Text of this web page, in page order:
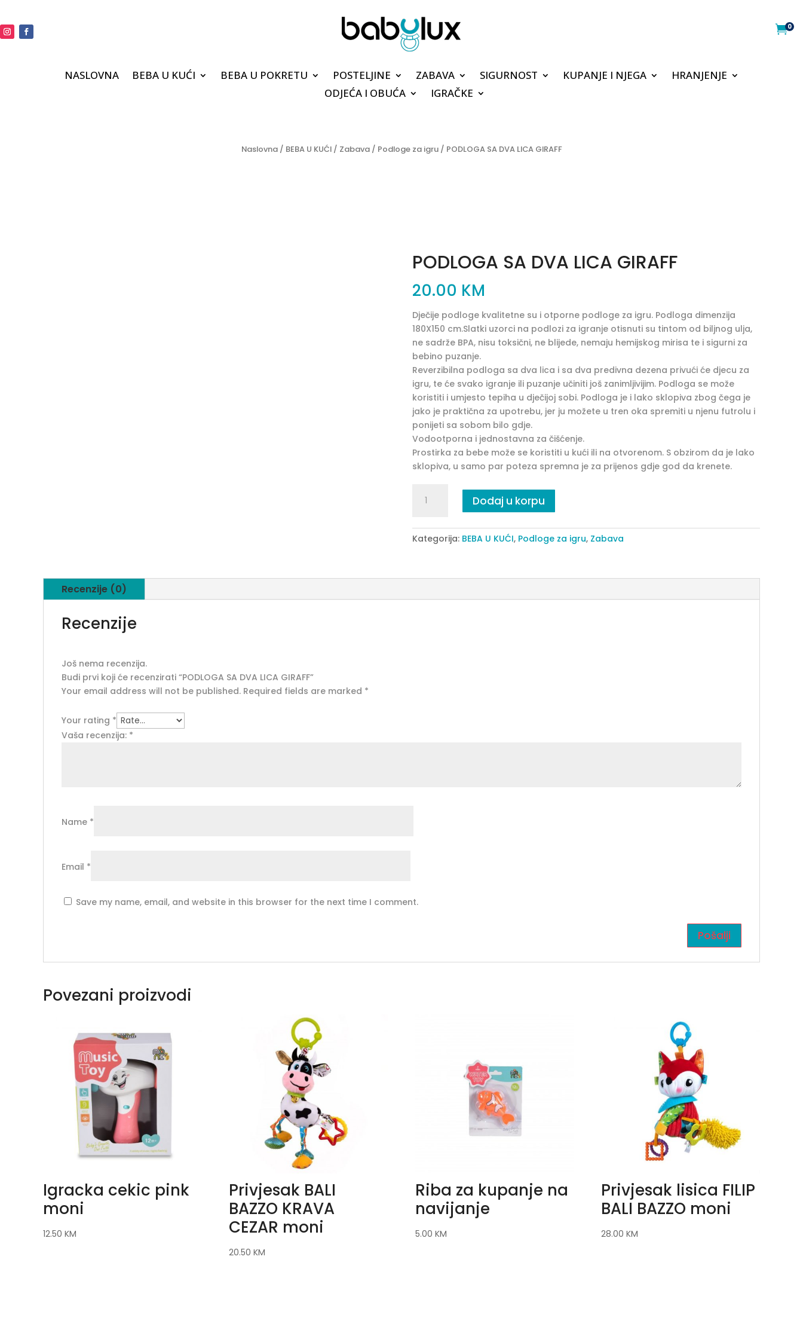
0
NASLOVNA BEBA U KUĆI BEBA U POKRETU POSTELJINE ZABAVA SIGURNOST KUPANJE I NJEGA
HRANJENJE
ODJEĆA I OBUĆA
IGRAČKE
Naslovna/ BEBA U KUĆI/ Zabava/ Podloge za igru/ PODLOGA SA DVA LICA GIRAFF
PODLOGA SA DVA LICA GIRAFF
20.00 KM
Dječije podloge kvalitetne su i otporne podloge za igru. Podloga dimenzija
180X150 cm.Slatki uzorci na podlozi za igranje otisnuti su tintom od biljnog ulja,
ne sadrže BPA, nisu toksični, ne blijede, nemaju hemijskog mirisa te i sigurni za
bebino puzanje.
Reverzibilna podloga sa dva lica i sa dva predivna dezena privući će djecu za
igru, te će svako igranje ili puzanje učiniti još zanimljivijim. Podloga se može
koristiti i umjesto tepiha u dječijoj sobi. Podloga je i lako sklopiva zbog čega je
jako je praktična za upotrebu, jer ju možete u tren oka spremiti u njenu futrolu i
ponijeti sa sobom bilo gdje.
Vodootporna i jednostavna za čišćenje.
Prostirka za bebe može se koristiti u kući ili na otvorenom. S obzirom da je lako
sklopiva, u samo par poteza spremna je za prijenos gdje god da krenete.
LICA
GIRAFF
Dodaj u korpu
Kategorija: BEBA U KUĆI, Podloge za igru, Zabava
Recenzije (0)
Recenzije
Još nema recenzija.
Budi prvi koji će recenzirati “PODLOGA SA DVA LICA GIRAFF”
Your email address will not be published. Required fields are marked *
Your rating *
Vaša recenzija: *
Name *
Email *
Save my name, email, and website in this browser for the next time I comment.
Povezani proizvodi
Igracka cekic pink
moni
12.50 KM
Privjesak BALI
BAZZO KRAVA
CEZAR moni
20.50KM
Riba za kupanje na
navijanje
5.00 KM
Privjesak lisica FILIP
BALI BAZZO moni
28.00KM